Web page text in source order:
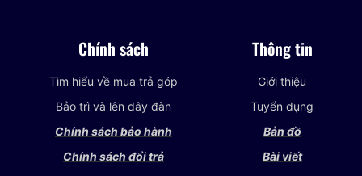
Chính sách
Tìm hiểu về mua trả góp
Bảo trì và lên dây đàn
Chính sách bảo hành
Chính sách đổi trả
Thông tin
Giới thiệu
Tuyển dụng
Bản đồ
Bài viết